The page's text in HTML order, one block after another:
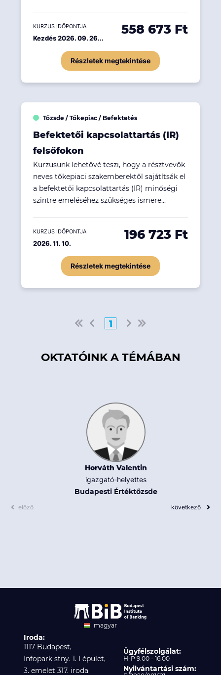
KURZUS IDŐPONTJA
Kezdés 2026. 09. 26...
558 673 Ft
Részletek megtekintése
Tőzsde / Tőkepiac / Befektetés
Befektetői kapcsolattartás (IR)
felsőfokon
Kurzusunk lehetővé teszi, hogy a résztvevők
neves tőkepiaci szakemberektől sajátítsák el
a befektetői kapcsolattartás (IR) minőségi
szintre emeléséhez szükséges ismere...
KURZUS IDŐPONTJA
2026. 11. 10.
196 723 Ft
Részletek megtekintése
1
OKTATÓINK A TÉMÁBAN
Horváth Valentin
igazgató-helyettes
Budapesti Értéktőzsde
előző következő
magyar
Iroda:
1117 Budapest,
Infopark stny. 1. I épület,
3. emelet 317. iroda
Ügyfélszolgálat:
H-P 9:00 - 16:00
Nyilvántartási szám: